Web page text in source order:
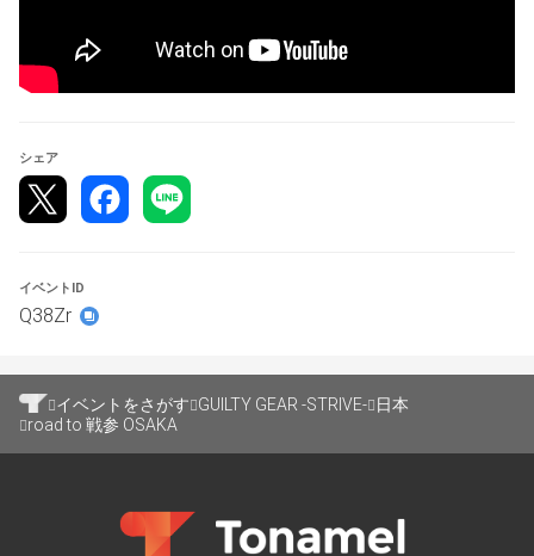
09:00　開場～機材準備、チェックイン開始
10:00　Aブロック試合開始
12:30　Cブロック試合開始
13:45　Dブロック試合開始
15:00　BEST8→グランドファイナル
※スケジュールは予定時刻となります。
ど、進行に影響が発生した場合、棄権扱いとなる可能性が
ありますのでご注意ください。
シェア
イベントID
Q38Zr
イベントをさがす GUILTY GEAR -STRIVE- 日本
road to 戦参 OSAKA